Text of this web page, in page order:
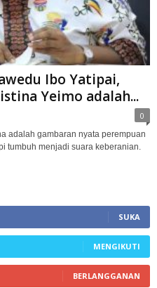
Ibo Yatipai,
Yeimo adalah...
0
adalah gambaran nyata perempuan
tumbuh menjadi suara keberanian.
SUKA
MENGIKUTI
BERLANGGANAN